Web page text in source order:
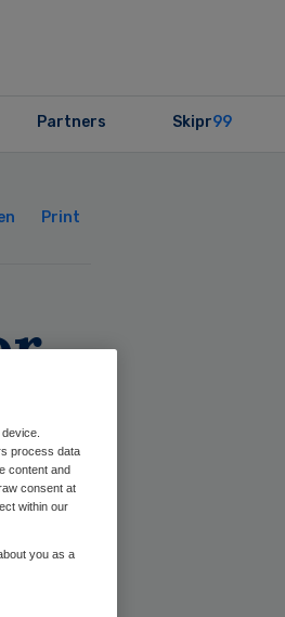
Partners Skipr99
Print
process data
content and
consent at
within our
you as a